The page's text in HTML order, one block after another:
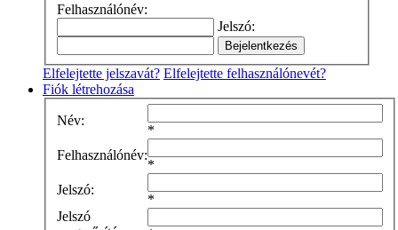
Felhasználónév:
Jelszó:
Elfelejtette jelszavát? Elfelejtette felhasználónevét?
Fiók létrehozása
Név:
*
Felhasználónév:
*
Jelszó:
*
Jelszó